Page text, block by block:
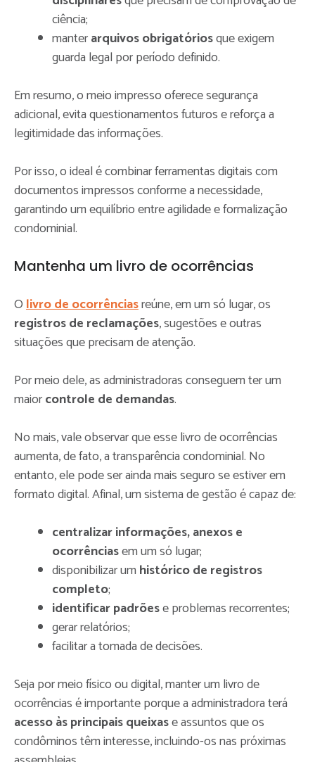
ciência;
manterarquivos obrigatóriosque exigem
guarda legal por período definido.
Em resumo, o meio impresso oferece segurança
adicional, evita questionamentos futuros e reforça a
legitimidade das informações.
Por isso, o ideal é combinar ferramentas digitais com
documentos impressos conforme a necessidade,
garantindo um equilíbrio entre agilidade e formalização
condominial.
Mantenha um livro de ocorrências
Olivro de ocorrênciasreúne, em um só lugar, os
registros de reclamações, sugestões e outras
situações que precisam de atenção.
Por meio dele, as administradoras conseguem ter um
maiorcontrole de demandas.
No mais, vale observar que esse livro de ocorrências
aumenta, de fato, a transparência condominial. No
entanto, ele pode ser ainda mais seguro se estiver em
formato digital. Afinal, um sistema de gestão é capaz de:
centralizar informações, anexos e
ocorrênciasem um só lugar;
disponibilizar um histórico de registros
completo;
identificar padrõese problemas recorrentes;
gerar relatórios;
facilitar a tomada de decisões.
Seja por meio físico ou digital, manter um livro de
ocorrências é importante porque a administradora terá
acesso às principais queixase assuntos que os
condôminos têm interesse, incluindo-os nas próximas